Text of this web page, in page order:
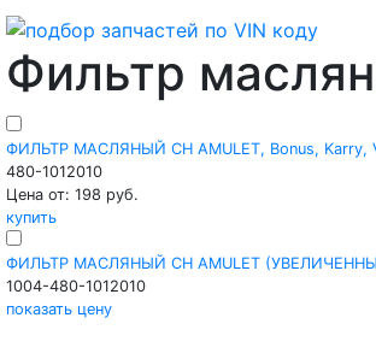
Фильтр
ФИЛЬТР МАСЛЯНЫЙ CH AMULET, Bonus, Karry,
480-1012010
Цена от: 198 руб.
купить
ФИЛЬТР МАСЛЯНЫЙ CH AMULET
1004-480-1012010
показать цену